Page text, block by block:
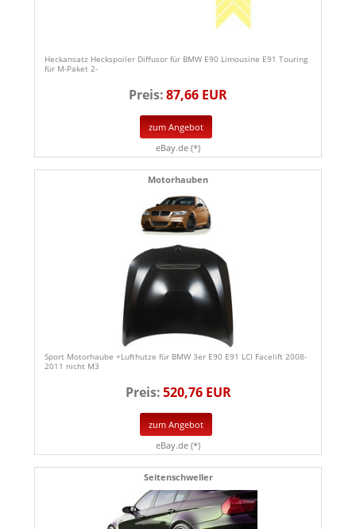
Heckansatz Heckspoiler Diffusor für BMW E90 Limousine E91 Touring
für M-Paket 2-
Preis:87,66 EUR
zum Angebot
eBay.de (*)
Motorhauben
Sport Motorhaube +Lufthutze für BMW 3er E90 E91 LCI Facelift 2008-
2011 nicht M3
Preis:520,76 EUR
zum Angebot
eBay.de (*)
Seitenschweller